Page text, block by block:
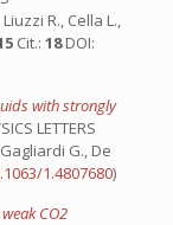
R., Cella L.,
Cit.: 18DOI:
with strongly
LETTERS
G., De
1.4807680)
CO2